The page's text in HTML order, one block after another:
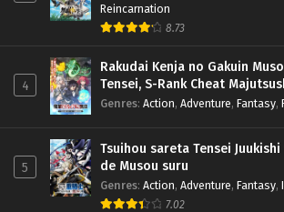
Reincarnation
8.73
4
Rakudai Kenja no Gakuin
Tensei, S-Rank Cheat
Genres: Action, Adventure, Fantasy,
5
Tsuihou sareta Tensei Juukishi
de Musou suru
Genres: Action, Adventure, Fantasy,
7.02